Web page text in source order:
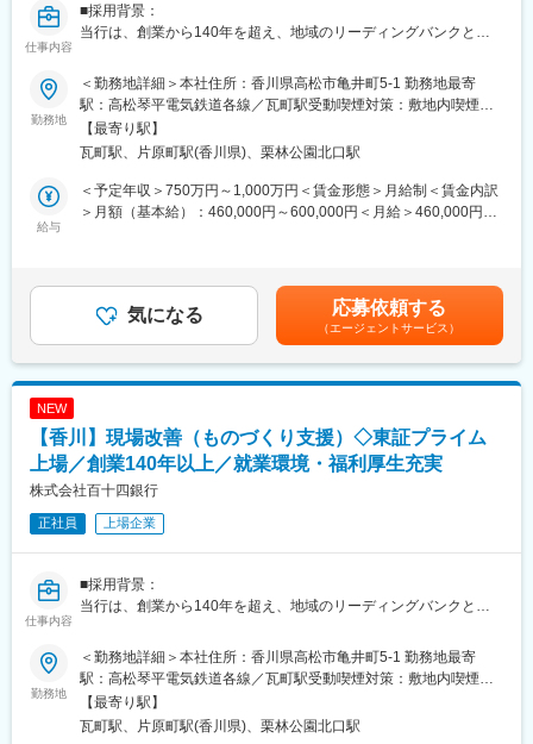
・新商品を開発したが売上が伸び悩んでいる
・既存の販売エリア外に販売していきたい
・受注増加を見込んでいるが下請け企業が見つからない
・新サービス開発にあたり関連会社と協同開発したい
・WEBを活用したマーケティング戦略に取組みたい
当行取引先・四国アライアンス4行（阿波銀行、百十四銀行、伊予
銀行、四国銀行）の取引先を通じ、エリアをまたがる販路拡大、
・商談会やWebマーケティングによる販路開拓支援
・仕入先／外注先／協同事業先のご紹介
・各種法令対応支援 等
変更の範囲：当行業務全般 （詳細は、面談・面接時にご確認くだ
さい）
仕事内容
■採用背景：
当行は、創業から140年を超え、地域のリーディングバンクとし
す。
現在は、「長期ビジョン2030」で、総合コンサルティンググルー
プへの進化を掲げています。コンサルティング機能の強化と新事
業領域の探索により、課題解決能力の強化を図るため、キャリア
採用を積極的に実施しています。
■業務概要：
本部営業部門の中核を担うコンサルティング部において、経験や
知識を活かしてプロフェッショナル人材を目指せる環境です。
コンサルティング部は、外部出向経験者やキャリア採用者等の多
■業務詳細：
◇ 背景
国や地方公共団体はカーボンニュートラル社会の実現など政策実
きが複雑で中小企業等では活用が難しい状態です。
・自社が使える補助金や助成制度の情報の収集ができていない
・自社内に補助金の申請や、採択後の実施や報告など事務管理が
・総務・経理の人員が不足しており、補助金の事務作業に人員を
割くことができない
・行政の補助金利用や認証を受けることで自社のイメージアップ
を図りたい
勤務地
＜勤務地詳細＞本社住所：香川県高松市亀井町5-1 勤務地最寄
駅：高松琴平電気鉄道各線／瓦町駅受動喫煙対策：敷地内喫煙可
能場所あり変更の範囲：当行の定める本支店・本部、関連会社等
【最寄り駅】
瓦町駅、片原町駅(香川県)、栗林公園北口駅
給与
＜予定年収＞750万円～1,000万円＜賃金形態＞月給制＜賃金内訳
＞月額（基本給）：460,000円～600,000円＜月給＞460,000円～
目安の金額であり、選考を通じて上下する可能性があります。月
給(月額)は固定手当を含めた表記です。
気になる 応募依頼する
（エージェントサービス）
NEW
【香川】現場改善（ものづくり支援）◇東証プライム
上場／創業140年以上／就業環境・福利厚生充実
株式会社百十四銀行
正社員 上場企業
仕事内容
■採用背景：
当行は、創業から140年を超え、地域のリーディングバンクとし
す。
現在は、「長期ビジョン2030」で、総合コンサルティンググルー
プへの進化を掲げています。コンサルティング機能の強化と新事
業領域の探索により、課題解決能力の強化を図るため、キャリア
採用を積極的に実施しています。
勤務地
＜勤務地詳細＞本社住所：香川県高松市亀井町5-1 勤務地最寄
駅：高松琴平電気鉄道各線／瓦町駅受動喫煙対策：敷地内喫煙可
能場所あり変更の範囲：当行の定める本支店・本部、関連会社等
【最寄り駅】
瓦町駅、片原町駅(香川県)、栗林公園北口駅